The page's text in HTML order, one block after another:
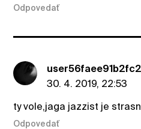
Odpovedať
user56faee91b2fc2
30. 4. 2019, 22:53
ty vole,jaga jazzist je
Odpovedať